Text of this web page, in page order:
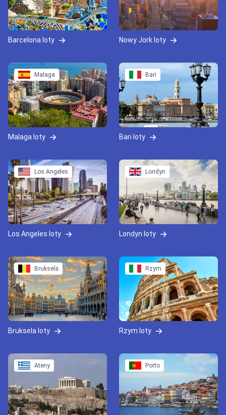
Barcelona loty Nowy Jork loty
Malaga
Malaga loty
Bari
Bari loty
Los Angeles
Los Angeles loty
Londyn
Londyn loty
Bruksela
Bruksela loty
Rzym
Rzym loty
Ateny Porto